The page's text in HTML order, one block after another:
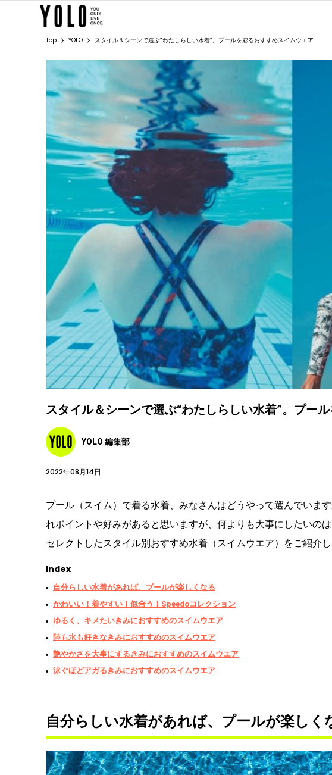
Top YOLO スタイル＆シーンで選ぶ“わたしらしい水着”。プールを彩るおすすめスイムウエア
スタイル＆シーンで選ぶ“わたしらしい水着”。プー
YOLO 編集部
2022年08月14日
プール（スイム）で着る水着、みなさんはどうやって選んでいま
れポイントや好みがあると思いますが、何よりも大事にしたいの
セレクトしたスタイル別おすすめ水着（スイムウエア）をご紹介し
Index
自分らしい水着があれば、プールが楽しくなる
かわいい！着やすい！似合う！Speedoコレクション
ゆるく、キメたいきみにおすすめのスイムウエア
陸も水も好きなきみにおすすめのスイムウエア
艶やかさを大事にするきみにおすすめのスイムウエア
泳ぐほどアガるきみにおすすめのスイムウエア
自分らしい水着があれば、プールが楽しく